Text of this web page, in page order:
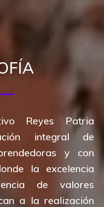
Reyes Patria
integral de
y con
la excelencia
de valores
a la realización